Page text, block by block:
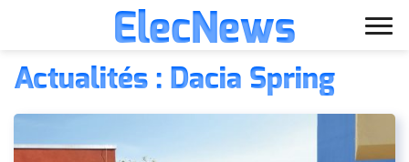
Aller
au
contenu
ElecNews
Voiture électrique
Voiture autonome
Actualités : Dacia Spring